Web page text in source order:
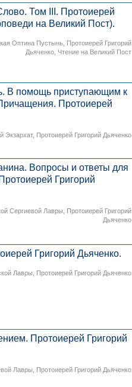
Том III. Протоиерей
на Великий Пост).
Оптина Пустынь Протоиерей Григорий
Дьяченко Чтение на Великий Пост
В помощь приступающим к
Протоиерей
Экзархат, Протоиерей Григорий Дьяченко
Вопросы и ответы для
Григорий
Сергиевой Лавры
Протоиерей Григорий
Дьяченко
Григорий Дьяченко.
Лавры Протоиерей Григорий Дьяченко
Протоиерей Григорий
Лавры Протоиерей Григорий Дьяченко